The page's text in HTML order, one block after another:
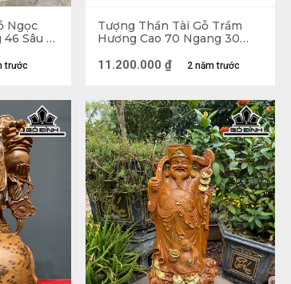
Ngọc
Sâu 15
trước
Tượng Thần Tài Gỗ Trầm
Hương Cao 70 Ngang 30
2 năm trước
11.200.000 ₫